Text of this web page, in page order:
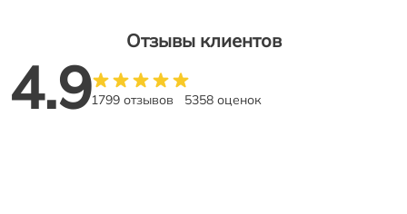
Отзывы клиентов
4.91799 отзывов 5358 оценок